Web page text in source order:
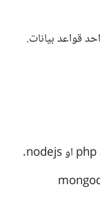
قواعد بيانات.